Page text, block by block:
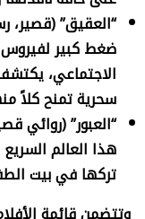
“العقيق”
ضغط كبير لفيروس
الاجتماعي،
سحرية تمنح كلاً
“العبور” (روائي
هذا العالم
تركها في بيت